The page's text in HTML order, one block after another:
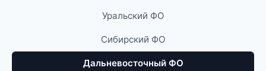
Уральский ФО
Сибирский ФО
Дальневосточный ФО